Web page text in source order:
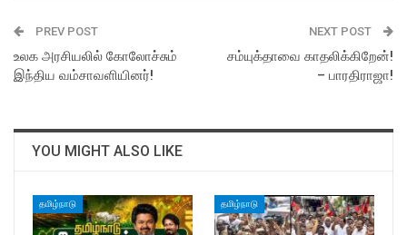
PREV POST
உலக அரசியலில் கோலோச்சும்
இந்திய வம்சாவளியினர்!
NEXT POST
சம்யுக்தாவை காதலிக்கிறேன்!
– பாரதிராஜா!
YOU MIGHT ALSO LIKE
தமிழ்நாடு தமிழ்நாடு